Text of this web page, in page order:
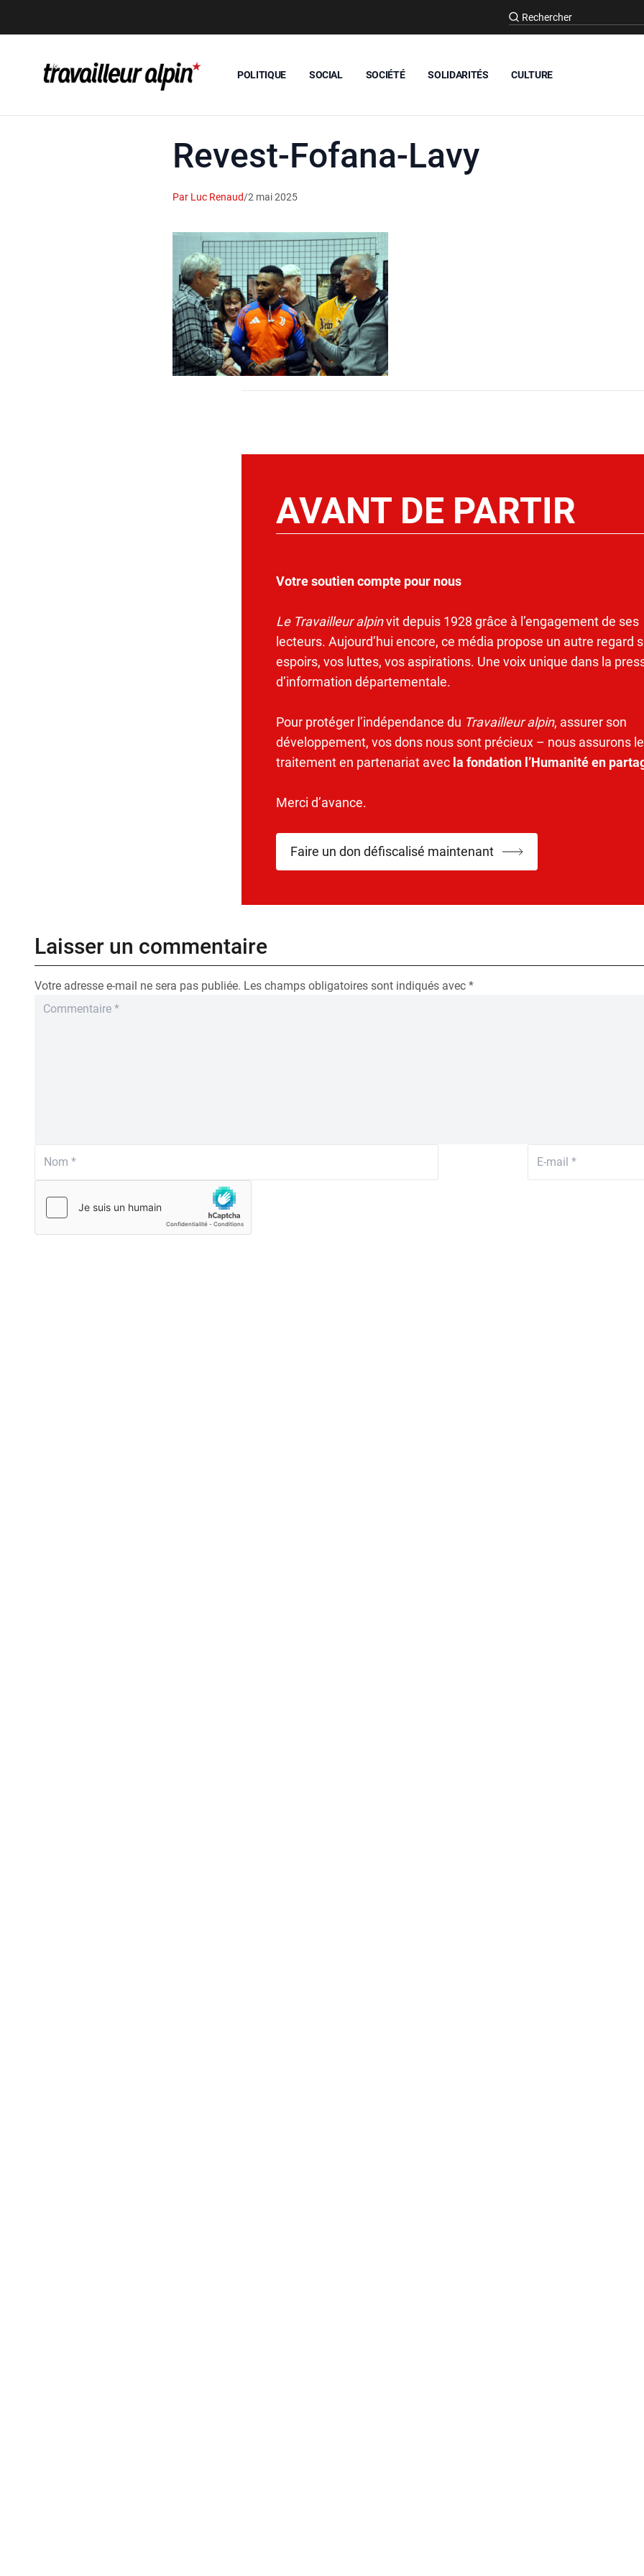
POLITIQUE SOCIAL SOCIÉTÉ SOLIDARITÉS CULTURE
Revest-Fofana-Lavy
Par Luc Renaud/2 mai 2025
AVANT DE PARTIR
Votre soutien compte pour nous
Le Travailleur alpinvit depuis 1928 grâce à l’engagement de ses
lecteurs. Aujourd’hui encore, ce média propose un autre regard
espoirs, vos luttes, vos aspirations. Une voix unique dans la
d’information départementale.
Pour protéger l’indépendance du Travailleur alpin, assurer son
développement, vos dons nous sont précieux – nous assurons
traitement en partenariat avec la fondation l’Humanité en
Merci d’avance.
Faire un don défiscalisé maintenant
Laisser un commentaire
Votre adresse e-mail ne sera pas publiée. Les champs obligatoires sont indiqués avec *